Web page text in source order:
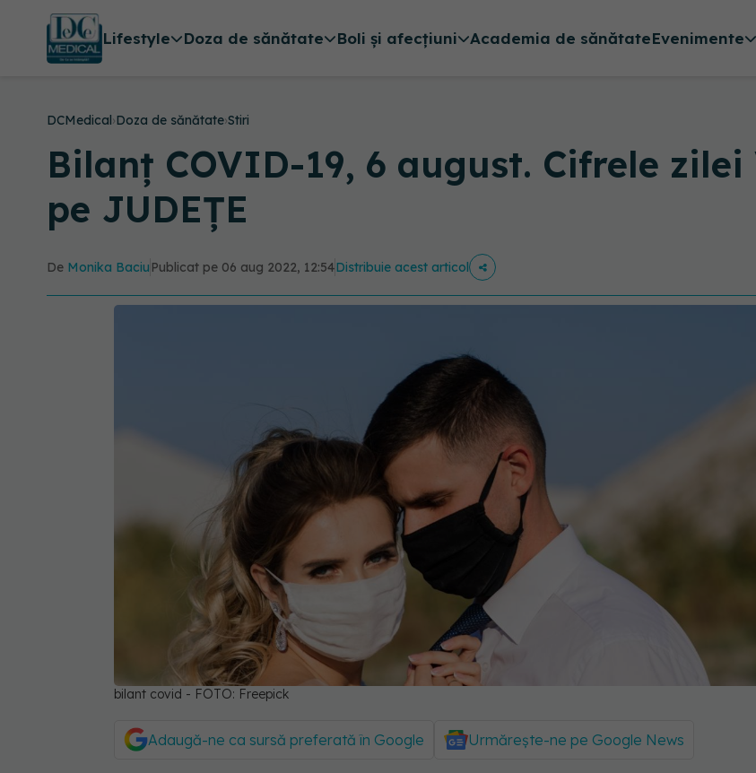
Lifestyle Doza de sănătate Boli și afecțiuni Academia de sănătateEvenimente
DCMedical›Doza de sănătate›Stiri
Bilanț COVID-19, 6 august. Cifrele
pe JUDEȚE
De Monika Baciu Publicat pe 06 aug 2022, 12:54Distribuie acest articol
bilant covid - FOTO: Freepick
Adaugă-ne ca sursă preferată în Google Urmărește-ne pe Google News